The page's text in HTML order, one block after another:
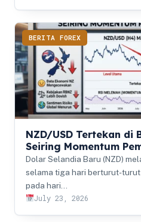
BERITA FOREX
NZD/USD Tertekan di
Seiring Momentum
Dolar Selandia Baru (NZD)
selama tiga hari berturut-turut
pada hari…
July 23, 2026